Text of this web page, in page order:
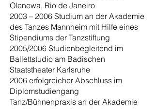
Olenewa, Rio de Janeiro
2003 – 2006 Studium an der Akademie
des Tanzes Mannheim mit Hilfe eines
Stipendiums der Tanzstiftung
2005/2006 Studienbegleitend im
Ballettstudio am Badischen
Staatstheater Karlsruhe
2006 erfolgreicher Abschluss im
Diplomstudiengang
Tanz/Bühnenpraxis an der Akademie